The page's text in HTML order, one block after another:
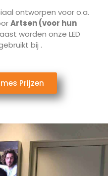
ontworpen voor o.a.
Artsen (voor hun
worden onze LED
bij .
Prijzen